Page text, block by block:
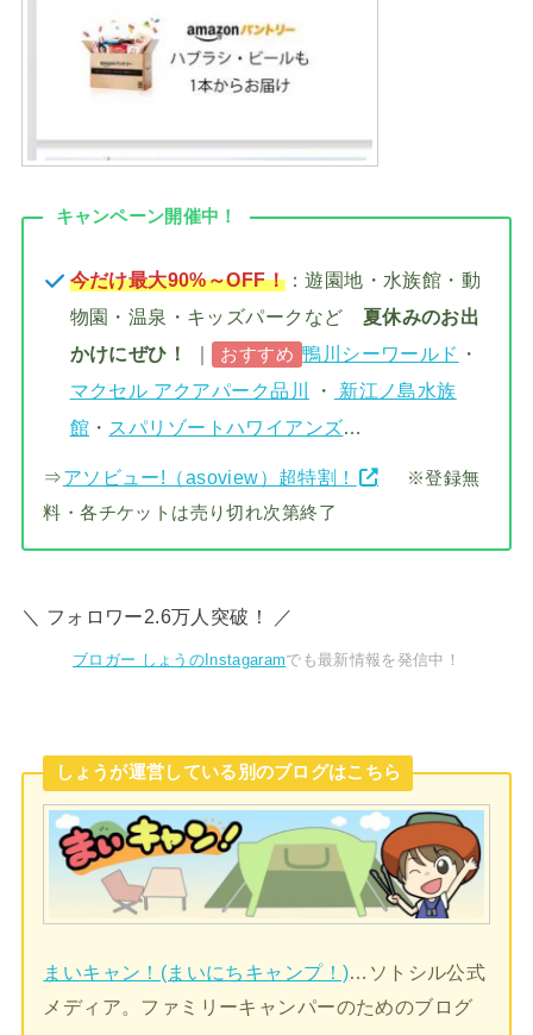
キャンペーン開催中！
今だけ最大90%～OFF！：遊園地・水族館・動
物園・温泉・キッズパークなど 夏休みのお出
かけにぜひ！
｜ おすすめ 鴨川シーワールド ・
マクセル アクアパーク品川
・
新江ノ島水族
館 ・ スパリゾートハワイアンズ…
⇒アソビュー!（asoview）超特割！
※登録無
料・各チケットは売り切れ次第終了
＼ フォロワー2.6万人突破！ ／
ブロガー しょうのInstagaramでも最新情報を発信中！
しょうが運営している別のブログはこちら
まいキャン！(まいにちキャンプ！)…ソトシル公式
メディア。ファミリーキャンパーのためのブログ